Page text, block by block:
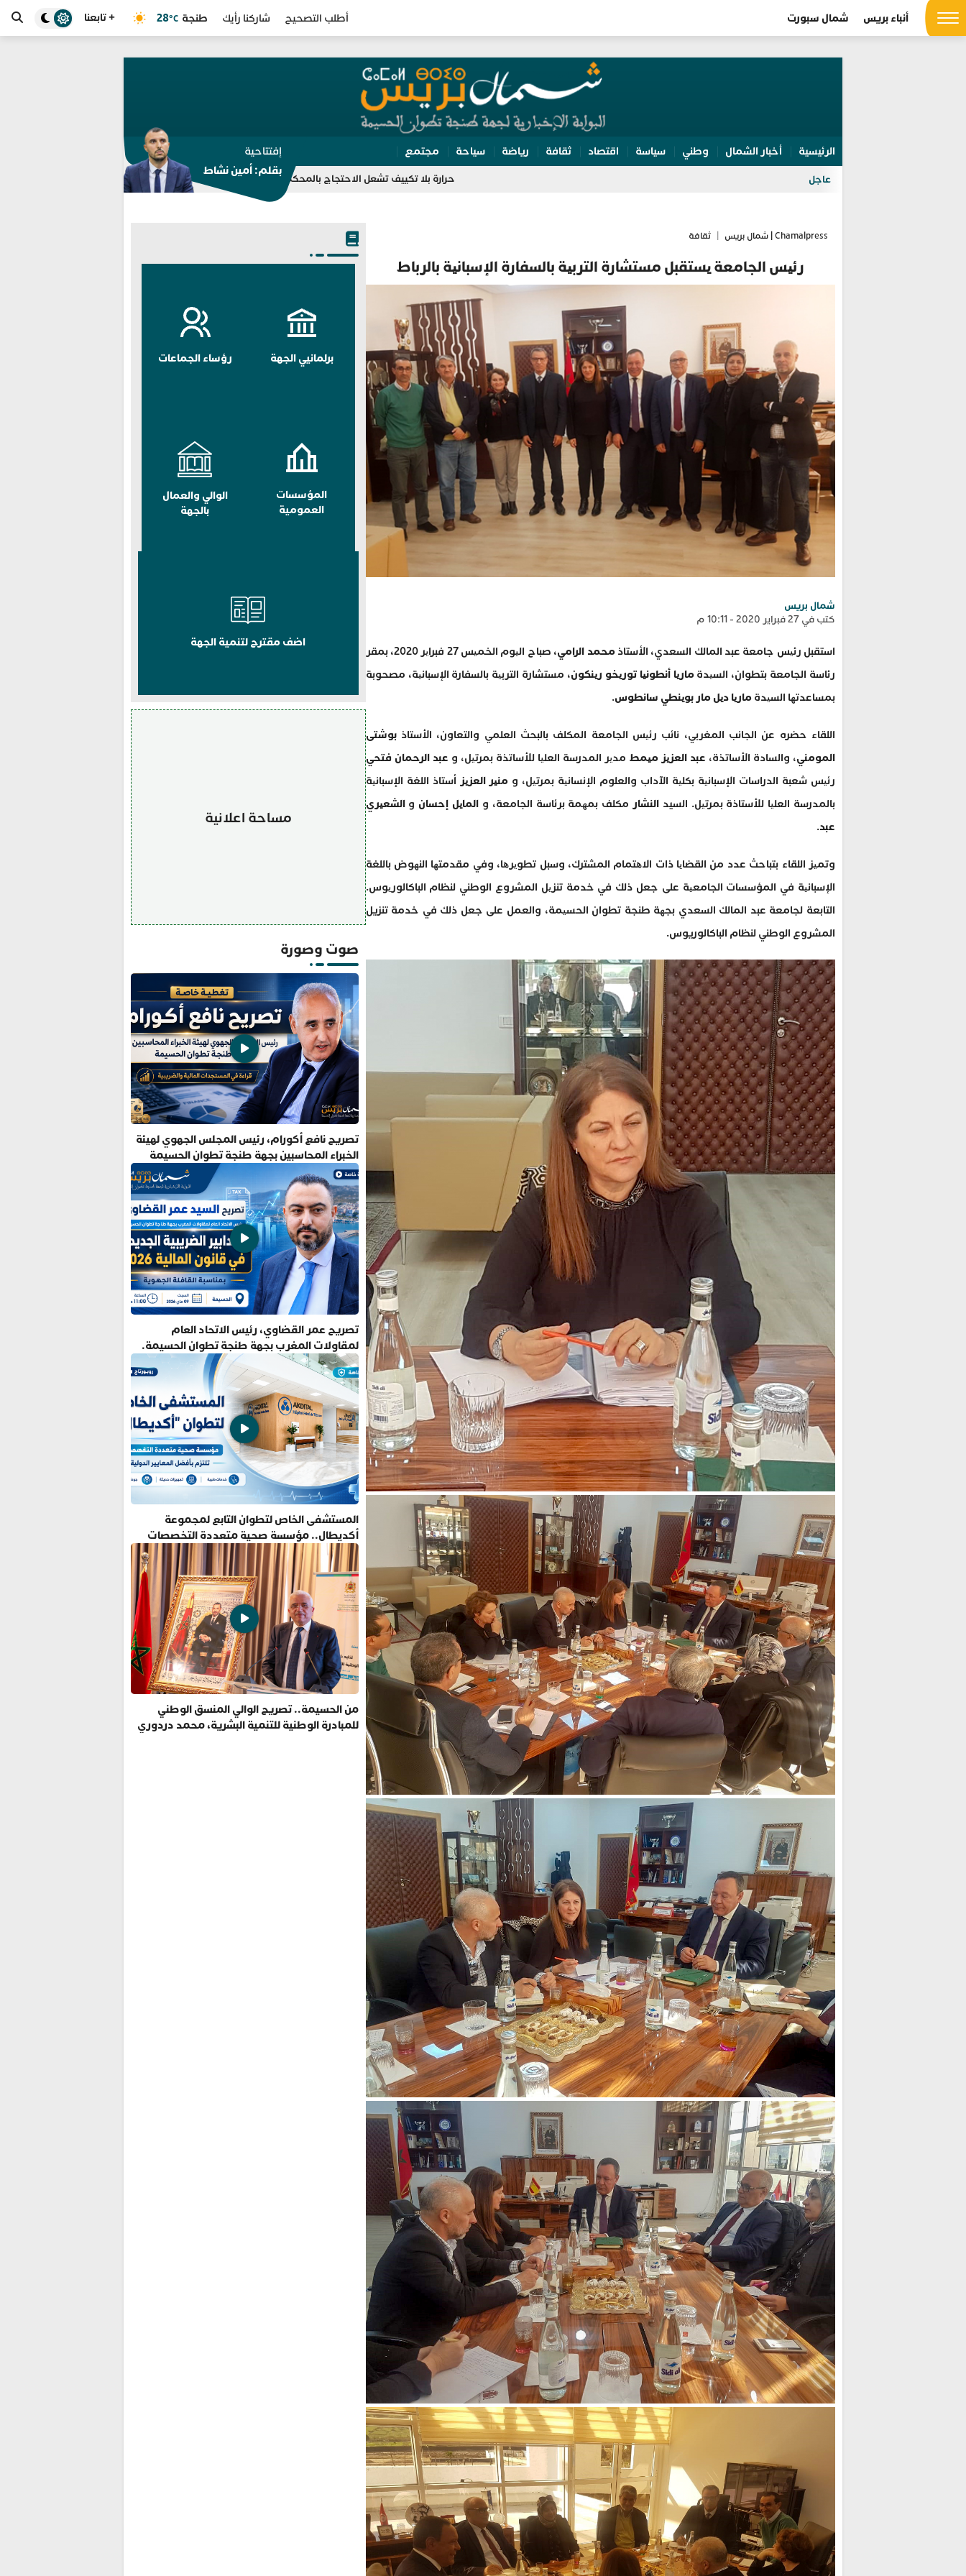
أنباء بريس شمال سبورت أطلب التصحيح شاركنا رأيك طنجة 28 °C + تابعنا
الرئيسية أخبار الشمال وطني سياسة اقتصاد ثقافة رياضة سياحة مجتمع
عاجل تسريبات “الدفع مقابل الحذف” تلاحق هشام جيراندو وتكشف حرارة بلا تكييف تشعل الاحتجاج بالمحكمة الابتدائية في طنجة
إفتتاحية
بقلم: أمين نشاط
Chamalpress | شمال بريس ثقافة
رئیس الجامعة یستقبل مستشارة التربیة بالسفارة الإسبانیة بالرباط
شمال بريس
كتب في 27 فبراير 2020 - 10:11 م
استقبل رئیس جامعة عبد المالك السعدي، الأستاذمحمد الرامي
، صباح الیوم الخمیس 27 فبرایر 2020، بمقر
رئاسة الجامعة بتطوان، السیدةماریا أنطونیا توریخو رینكون، مستشارة التربیة بالسفارة الإسبانیة، مصحوبة
بمساعدتھا السیدةماریا دیل مار بوینطي سانطوس.
اللقاء حضره عن الجانب المغربي، نائب رئیس الجامعة المكلف بالبحث العلمي والتعاون، الأستاذبوشتى
المومني، والسادة الأساتذة، عبد العزیزمیمط مدیر المدرسة العلیا للأساتذة بمرتیل، و عبد الرحمان فتحي
رئیس شعبة الدراسات الإسبانیة بكلیة الآداب والعلوم الإنسانیة بمرتیل، و منیر العزیز أستاذ اللغة الإسبانیة
بالمدرسة العلیا للأستاذة بمرتیل. السيدالنشار مكلف بمھمة برئاسة الجامعة، و المایل إحسان والشعیري
عبد.
وتمیز اللقاء بتباحث عدد من القضایا ذات الاھتمام المشترك، وسبل تطویرھا، وفي مقدمتھا النھوض باللغة
الإسبانیة في المؤسسات الجامعیة على جعل ذلك في خدمة تنزیل المشروع الوطني لنظام الباكالوریوس.
التابعة لجامعة عبد المالك السعدي بجھة طنجة تطوان الحسیمة، والعمل على جعل ذلك في خدمة تنزيل
المشروع الوطني لنظام الباكالوريوس.
برلمانيي الجهة رؤساء الجماعات
المؤسسات
العمومية
الوالي والعمال
بالجهة
اضف مقترح لتنمية الجهة
مساحة اعلانية
صوت وصورة
تصريح نافع أكورام، رئيس المجلس الجهوي لهيئة
الخبراء المحاسبين بجهة طنجة تطوان الحسيمة
تصريح عمر القضاوي، رئيس الاتحاد العام
لمقاولات المغرب بجهة طنجة تطوان الحسيمة.
المستشفى الخاص لتطوان التابع لمجموعة
أكديطال.. مؤسسة صحية متعددة التخصصات
تلتزم بأفضل المعايير الدولية
من الحسيمة.. تصريح الوالي المنسق الوطني
للمبادرة الوطنية للتنمية البشرية، محمد دردوري